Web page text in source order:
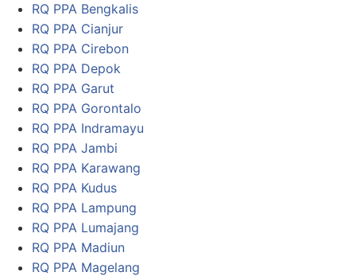
RQ PPA Bengkalis
RQ PPA Cianjur
RQ PPA Cirebon
RQ PPA Depok
RQ PPA Garut
RQ PPA Gorontalo
RQ PPA Indramayu
RQ PPA Jambi
RQ PPA Karawang
RQ PPA Kudus
RQ PPA Lampung
RQ PPA Lumajang
RQ PPA Madiun
RQ PPA Magelang